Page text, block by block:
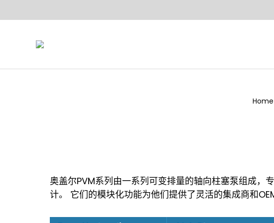
You
Home
奥盖尔PVM系列由一系列可变排量的轴向柱塞泵组成，
计。 它们的模块化功能为他们提供了灵活的集成商和